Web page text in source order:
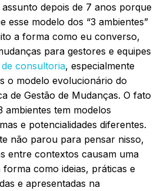
depois de 7 anos porque
esse modelo dos “3 ambientes”
a forma como eu converso,
para gestores e equipes
consultoria, especialmente
o modelo evolucionário do
de Gestão de Mudanças. O fato
ambientes tem modelos
e potencialidades diferentes.
não parou para pensar nisso,
entre contextos causam uma
como ideias, práticas e
e apresentadas na